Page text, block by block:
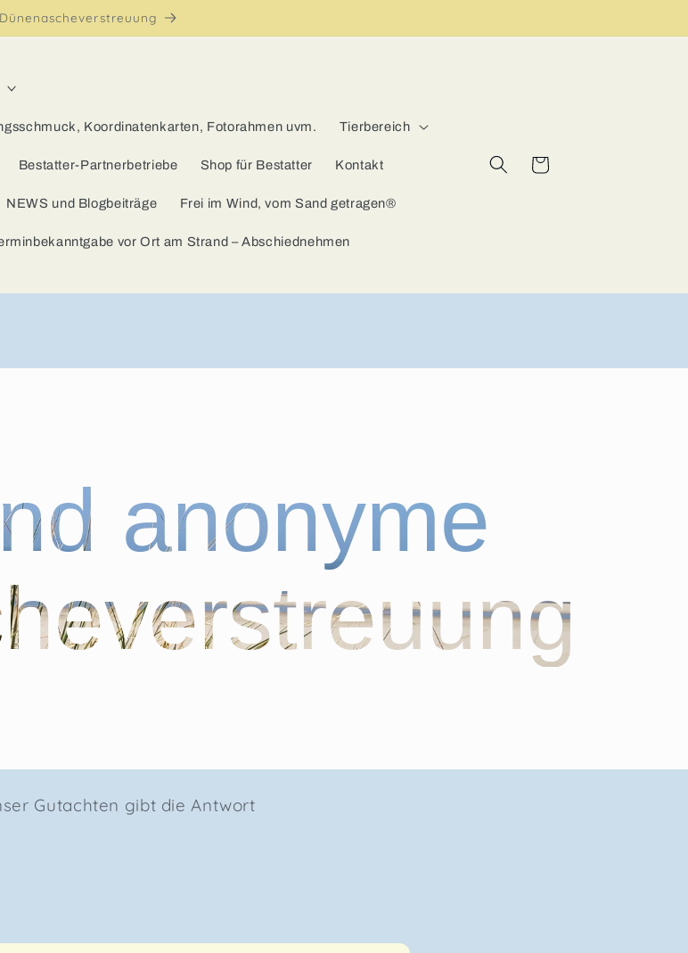
Dünenascheverstreuung
Koordinatenkarten, Fotorahmen uvm. Tierbereich
Bestatter-Partnerbetriebe Shop für Bestatter Kontakt
NEWS und Blogbeiträge Frei im Wind, vom Sand getragen®
vor Ort am Strand – Abschiednehmen
Warenkorb
anonyme
Gutachten gibt die Antwort